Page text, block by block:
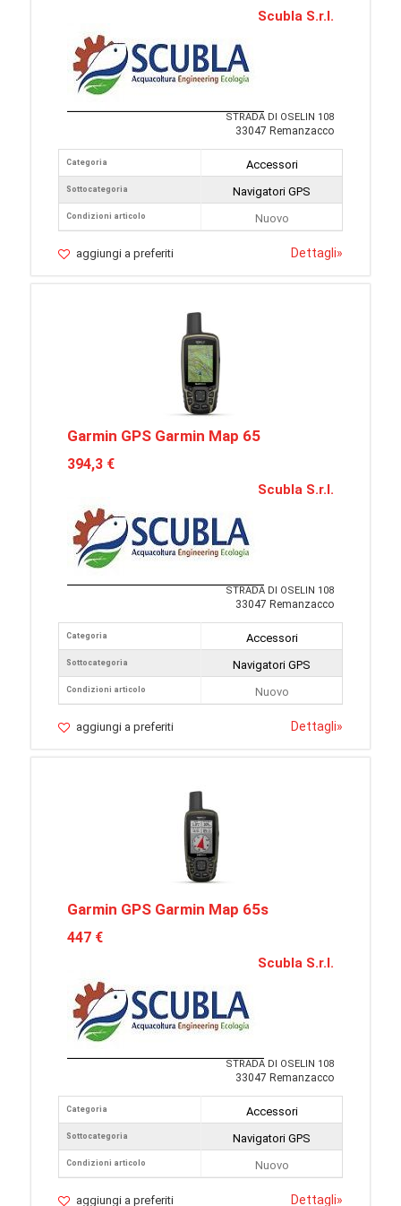
Scubla S.r.l.
STRADA DI OSELIN 108
33047 Remanzacco
Categoria
Sottocategoria
Condizioni articolo
Accessori
Navigatori GPS
Nuovo
aggiungi a preferiti Dettagli»
Garmin GPS Garmin Map 65
394,3 €
Scubla S.r.l.
STRADA DI OSELIN 108
33047 Remanzacco
Categoria
Sottocategoria
Condizioni articolo
Accessori
Navigatori GPS
Nuovo
aggiungi a preferiti Dettagli»
Garmin GPS Garmin Map 65s
447 €
Scubla S.r.l.
STRADA DI OSELIN 108
33047 Remanzacco
Categoria
Sottocategoria
Condizioni articolo
Accessori
Navigatori GPS
Nuovo
aggiungi a preferiti Dettagli»